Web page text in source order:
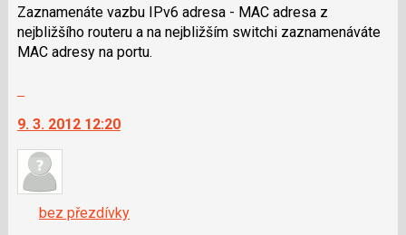
použít
i
klávesy
a
P
pro
předchozí
nový
Zaznamenáte vazbu IPv6 adresa - MAC adresa z
nejbližšího routeru a na nejbližším switchi zaznamenáváte
MAC adresy na portu.
další
nový
názor.
navigaci
lze
9. 3. 2012 12:20
bez přezdívky